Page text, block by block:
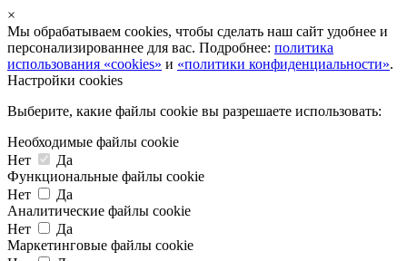
×
Мы обрабатываем cookies, чтобы сделать наш сайт удобнее и
персонализированнее для вас. Подробнее: политика
использования «cookies» и «политики конфиденциальности».
Настройки cookies
Выберите, какие файлы cookie вы разрешаете использовать:
Необходимые файлы cookie
Нет
Да
Функциональные файлы cookie
Нет
Да
Аналитические файлы cookie
Нет
Да
Маркетинговые файлы cookie